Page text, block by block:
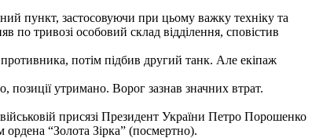
пункт, застосовуючи при цьому важку техніку та
тривозі особовий склад відділення, сповістив
потім підбив другий танк. Але екіпаж
утримано. Ворог зазнав значних втрат.
військовій присязі Президент України Петро Порошенко
“Золота Зірка” (посмертно).